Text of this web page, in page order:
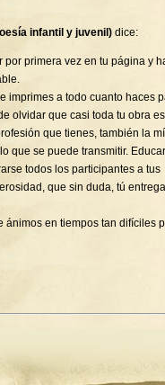
infantil y juvenil) dice:
por primera vez en tu página y
imprimes a todo cuanto haces
olvidar que casi toda tu obra
que tienes, también la
que se puede transmitir.
todos los participantes a tus
que sin duda, tú
ánimos en tiempos tan difíciles